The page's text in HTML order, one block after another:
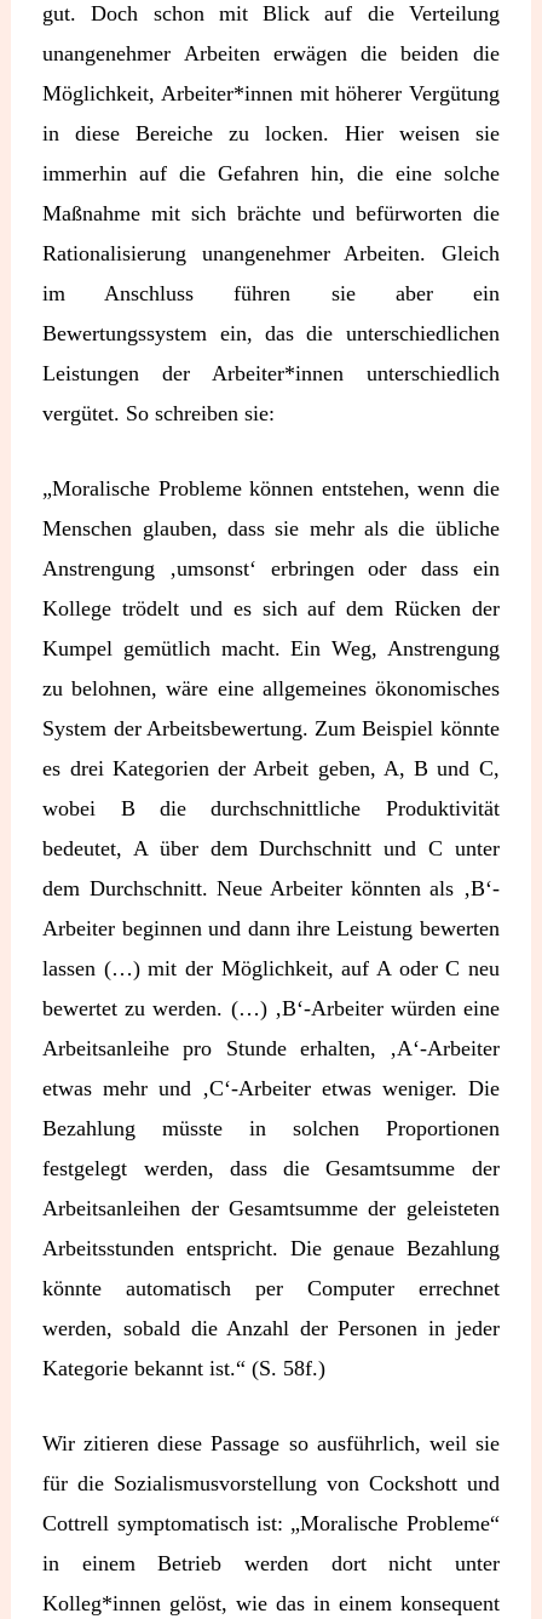
gut. Doch schon mit Blick auf die Verteilung
unangenehmer Arbeiten erwägen die beiden die
Möglichkeit, Arbeiter*innen mit höherer Vergütung
in diese Bereiche zu locken. Hier weisen sie
immerhin auf die Gefahren hin, die eine solche
Maßnahme mit sich brächte und befürworten die
Rationalisierung unangenehmer Arbeiten. Gleich
im Anschluss führen sie aber ein
Bewertungssystem ein, das die unterschiedlichen
Leistungen der Arbeiter*innen unterschiedlich
vergütet. So schreiben sie:
„Moralische Probleme können entstehen, wenn die
Menschen glauben, dass sie mehr als die übliche
Anstrengung ‚umsonst‘ erbringen oder dass ein
Kollege trödelt und es sich auf dem Rücken der
Kumpel gemütlich macht. Ein Weg, Anstrengung
zu belohnen, wäre eine allgemeines ökonomisches
System der Arbeitsbewertung. Zum Beispiel könnte
es drei Kategorien der Arbeit geben, A, B und C,
wobei B die durchschnittliche Produktivität
bedeutet, A über dem Durchschnitt und C unter
dem Durchschnitt. Neue Arbeiter könnten als ‚B‘-
Arbeiter beginnen und dann ihre Leistung bewerten
lassen (…) mit der Möglichkeit, auf A oder C neu
bewertet zu werden. (…) ‚B‘-Arbeiter würden eine
Arbeitsanleihe pro Stunde erhalten, ‚A‘-Arbeiter
etwas mehr und ‚C‘-Arbeiter etwas weniger. Die
Bezahlung müsste in solchen Proportionen
festgelegt werden, dass die Gesamtsumme der
Arbeitsanleihen der Gesamtsumme der geleisteten
Arbeitsstunden entspricht. Die genaue Bezahlung
könnte automatisch per Computer errechnet
werden, sobald die Anzahl der Personen in jeder
Kategorie bekannt ist.“ (S. 58f.)
Wir zitieren diese Passage so ausführlich, weil sie
für die Sozialismusvorstellung von Cockshott und
Cottrell symptomatisch ist: „Moralische Probleme“
in einem Betrieb werden dort nicht unter
Kolleg*innen gelöst, wie das in einem konsequent